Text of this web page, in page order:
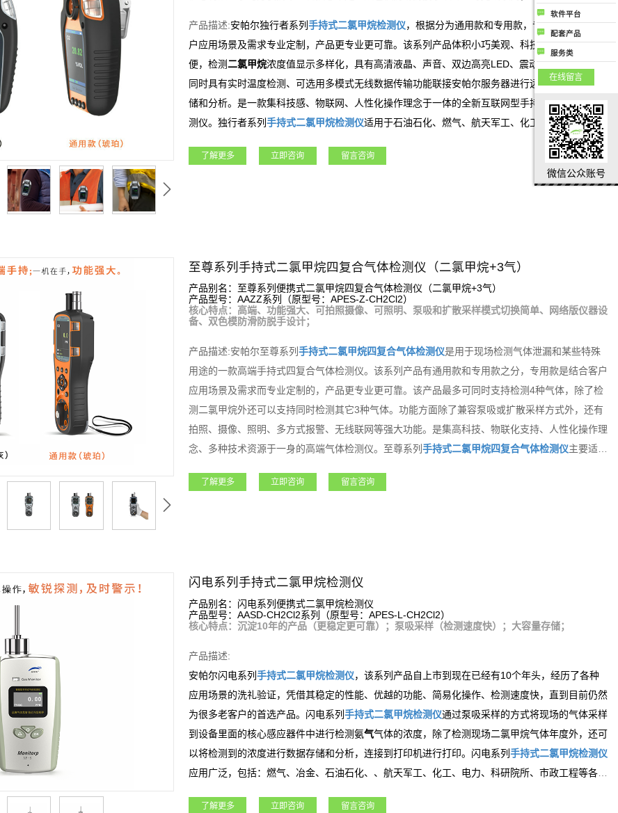
产品描述:安帕尔独行者系列 手持式二氯甲烷检测仪，根据分为通用款和专用款，专用款为结合客
户应用场景及需求专业定制，产品更专业更可靠。该系列产品体积小巧美观、科技感强、携带方
便，检测二氯甲烷浓度值显示多样化，具有高清液晶、声音、双边高亮LED、震动四种报警方式，
同时具有实时温度检测、可选用多模式无线数据传输功能联接安帕尔服务器进行远程监控、数据存
储和分析。是一款集科技感、物联网、人性化操作理念于一体的全新互联网型手持/便携式气体检
测仪。独行者系列 手持式二氯甲烷检测仪适用于石油石化、燃气、航天军工、化工、电力、科研院
了解更多 立即咨询 留言咨询
至尊系列手持式二氯甲烷四复合气体检测仪（二氯甲烷+3气）
产品别名：至尊系列便携式二氯甲烷四复合气体检测仪（二氯甲烷+3气）
产品型号：AAZZ系列（原型号：APES-Z-CH2Cl2）
核心特点：高端、功能强大、可拍照摄像、可照明、泵吸和扩散采样模式切换简单、网络版仪器设
备、双色模防滑防脱手设计；
产品描述:安帕尔至尊系列 手持式二氯甲烷四复合气体检测仪是用于现场检测气体泄漏和某些特殊
用途的一款高端手持式四复合气体检测仪。该系列产品有通用款和专用款之分，专用款是结合客户
应用场景及需求而专业定制的，产品更专业更可靠。该产品最多可同时支持检测4种气体，除了检
测二氯甲烷外还可以支持同时检测其它3种气体。功能方面除了兼容泵吸或扩散采样方式外，还有
拍照、摄像、照明、多方式报警、无线联网等强大功能。是集高科技、物联化支持、人性化操作理
念、多种技术资源于一身的高端气体检测仪。至尊系列 手持式二氯甲烷四复合气体检测仪主要适用
凭借其超强的功能和性能获得广大用户朋友高度的认可和赞誉！
了解更多 立即咨询 留言咨询
闪电系列手持式二氯甲烷检测仪
产品别名：闪电系列便携式二氯甲烷检测仪
产品型号：AASD-CH2Cl2系列（原型号：APES-L-CH2Cl2）
核心特点：沉淀10年的产品（更稳定更可靠）；泵吸采样（检测速度快）；大容量存储；
产品描述:
安帕尔闪电系列手持式二氯甲烷检测仪，该系列产品自上市到现在已经有10个年头，经历了各种
应用场景的洗礼验证，凭借其稳定的性能、优越的功能、简易化操作、检测速度快，直到目前仍然
为很多老客户的首选产品。闪电系列手持式二氯甲烷检测仪通过泵吸采样的方式将现场的气体采样
到设备里面的核心感应器件中进行检测氨气气体的浓度，除了检测现场二氯甲烷气体年度外，还可
以将检测到的浓度进行数据存储和分析，连接到打印机进行打印。闪电系列手持式二氯甲烷检测仪
应用广泛，包括：燃气、冶金、石油石化、、航天军工、化工、电力、科研院所、市政工程等各行
了解更多 立即咨询 留言咨询
析类相关产品；
的气体成分检测及
分析类相关产品
量相关的所有气体
成分检测和分析类
产品
指用于医疗行业或
公共卫生领域相关
的所有气体成分检
测和分析类产品
商民用类产品是指
商用或者民用用于
保护人类生命健康
或者财产安全相关
的气体成分检测和
分析类产品
软件平台
软件平台类产品是
指与气体成分检测
及分析相关的各种
应用场景上使用的
软件监测和管理云
平台、环保云平
台、过程监测管控
云平台等；
配套产品
配套产品
服务类
服务类指除了行业
硬件产品和软件产
供的气体成分监测
及分析行业相关的
服务
在线留言
微信公众账号